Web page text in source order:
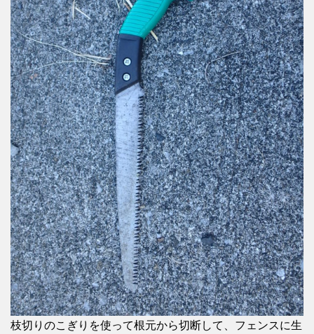
枝切りのこぎりを使って根元から切断して、フェンスに生